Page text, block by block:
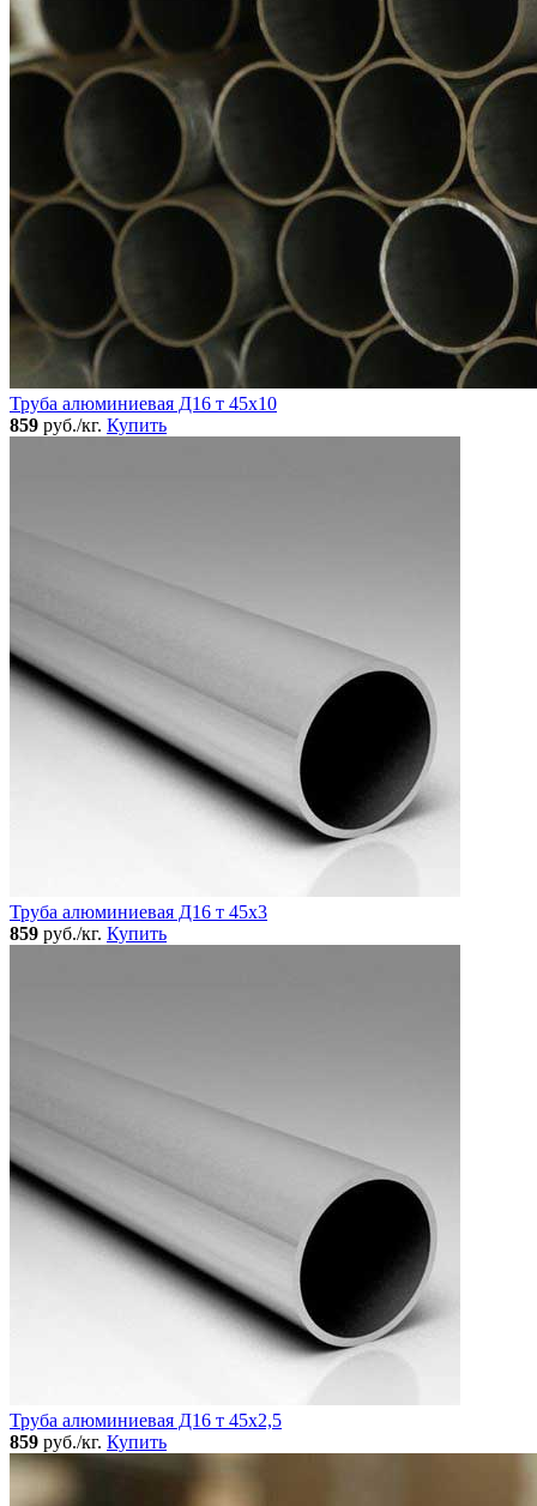
Труба алюминиевая Д16 т 45х10
859 руб./кг. Купить
Труба алюминиевая Д16 т 45х3
859 руб./кг. Купить
Труба алюминиевая Д16 т 45х2,5
859 руб./кг. Купить